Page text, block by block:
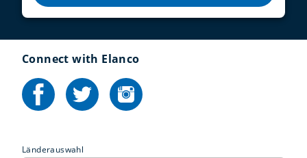
Connect with Elanco
Länderauswahl